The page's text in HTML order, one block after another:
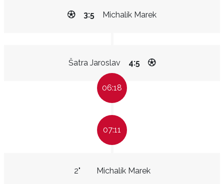
Michalík Marek
3:5
Šatra Jaroslav 4:5
06:18
07:11
Michalík Marek
2"